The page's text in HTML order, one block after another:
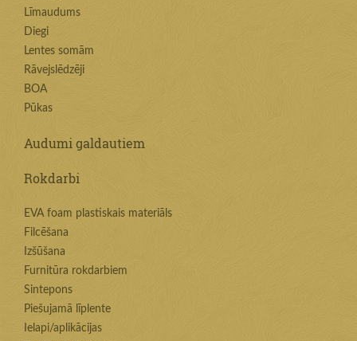
Līmaudums
Diegi
Lentes somām
Rāvejslēdzēji
BOA
Pūkas
Audumi galdautiem
Rokdarbi
EVA foam plastiskais materiāls
Filcēšana
Izšūšana
Furnitūra rokdarbiem
Sintepons
Piešujamā līplente
Ielapi/aplikācijas